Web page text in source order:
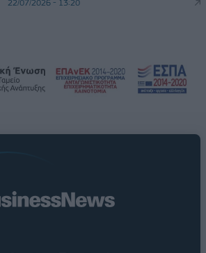
22/07/2026 - 13:20